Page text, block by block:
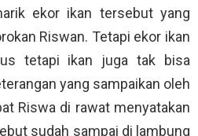
ekor ikan tersebut yang
Riswan. Tetapi ekor ikan
tetapi ikan juga tak bisa
yang sampaikan oleh
Riswa di rawat menyatakan
sudah sampai di lambung